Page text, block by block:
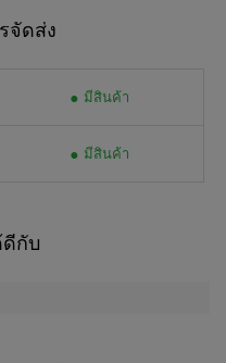
จัดส่ง
มีสินค้า
มีสินค้า
ดีกับ